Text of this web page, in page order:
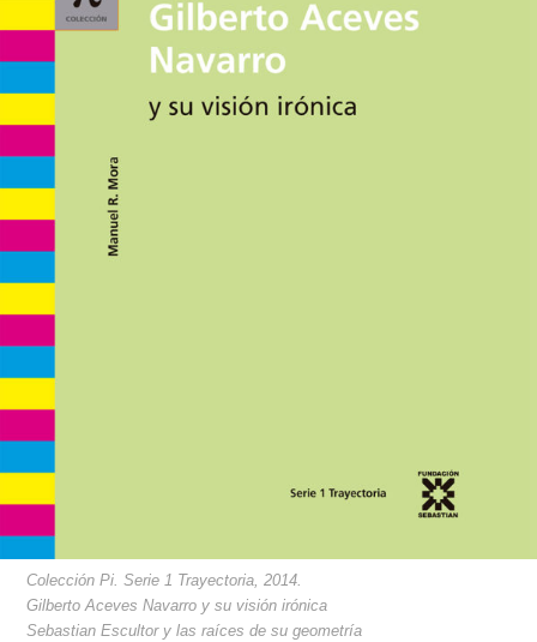
Colección Pi. Serie 1 Trayectoria, 2014.
Gilberto Aceves Navarro y su visión irónica
Sebastian Escultor y las raíces de su geometría